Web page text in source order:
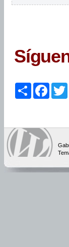
Share